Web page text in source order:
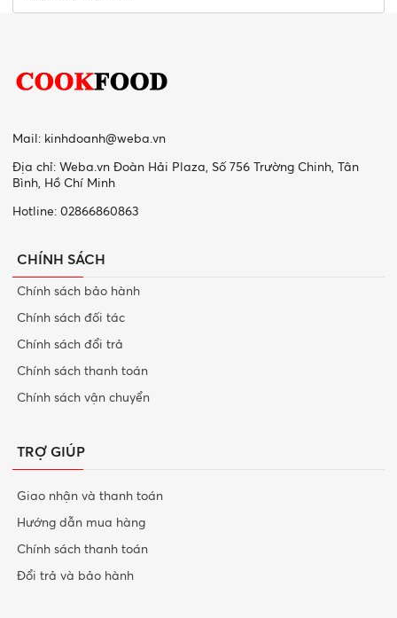
Mail: kinhdoanh@weba.vn
Địa chỉ: Weba.vn Đoàn Hải Plaza, Số 756 Trường Chinh, Tân
Bình, Hồ Chí Minh
Hotline: 02866860863
CHÍNH SÁCH
Chính sách bảo hành
Chính sách đối tác
Chính sách đổi trả
Chính sách thanh toán
Chính sách vận chuyển
TRỢ GIÚP
Giao nhận và thanh toán
Hướng dẫn mua hàng
Chính sách thanh toán
Đổi trả và bảo hành